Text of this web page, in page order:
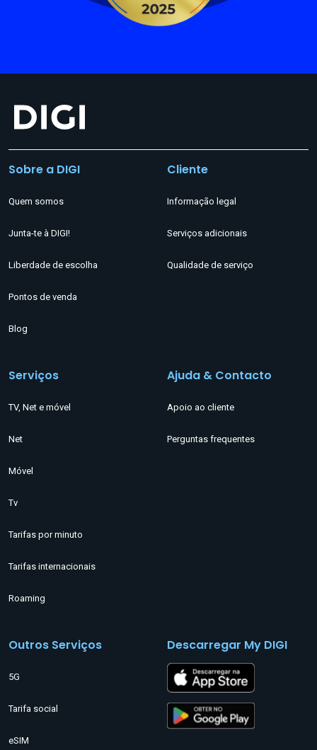
Sobre a DIGI
Quem somos
Junta-te à DIGI!
Liberdade de escolha
Pontos de venda
Blog
Cliente
Informação legal
Serviços adicionais
Qualidade de serviço
Serviços
TV, Net e móvel
Net
Móvel
Tv
Tarifas por minuto
Tarifas internacionais
Roaming
Ajuda & Contacto
Apoio ao cliente
Perguntas frequentes
Outros Serviços
5G
Tarifa social
eSIM
Descarregar My DIGI